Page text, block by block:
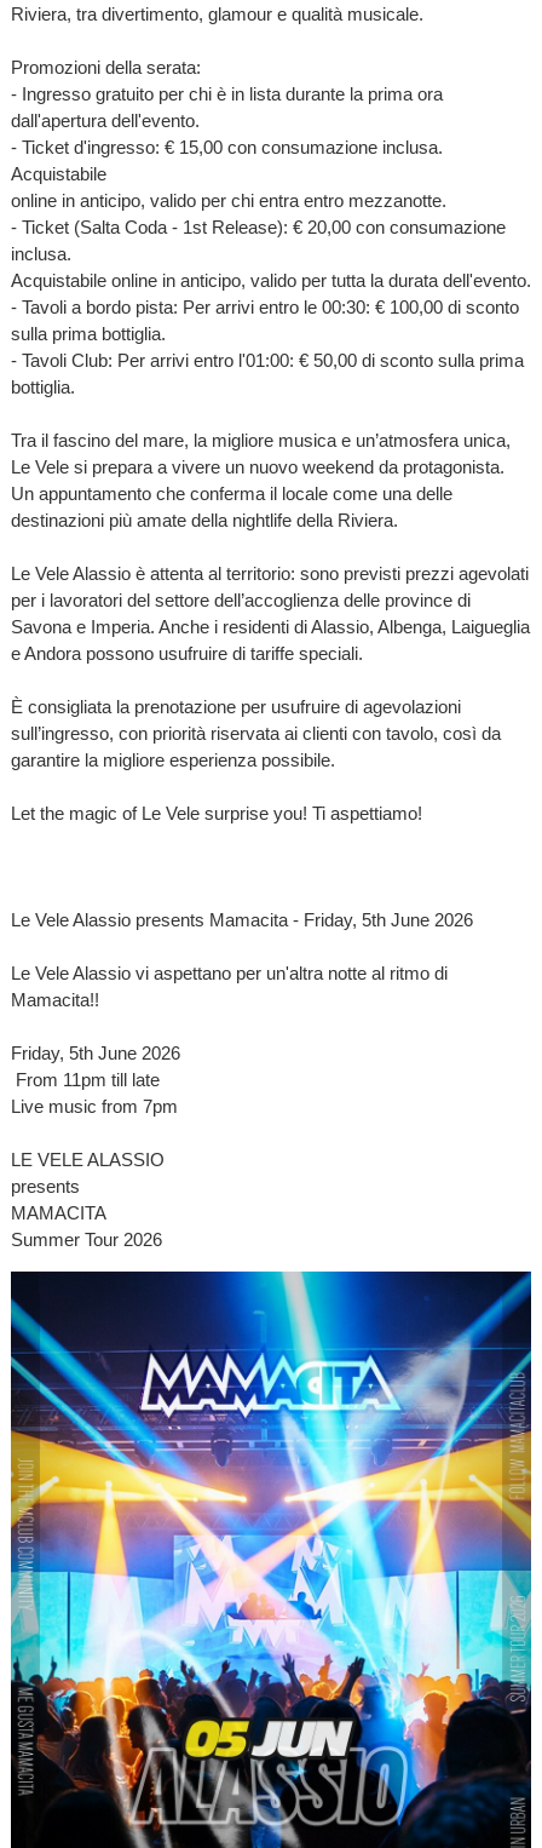
Riviera, tra divertimento, glamour e qualità musicale.
Promozioni della serata:
- Ingresso gratuito per chi è in lista durante la prima ora
dall'apertura dell'evento.
- Ticket d'ingresso: € 15,00 con consumazione inclusa.
Acquistabile
online in anticipo, valido per chi entra entro mezzanotte.
- Ticket (Salta Coda - 1st Release): € 20,00 con consumazione
inclusa.
Acquistabile online in anticipo, valido per tutta la durata dell'evento.
- Tavoli a bordo pista: Per arrivi entro le 00:30: € 100,00 di sconto
sulla prima bottiglia.
- Tavoli Club: Per arrivi entro l'01:00: € 50,00 di sconto sulla prima
bottiglia.
Tra il fascino del mare, la migliore musica e un’atmosfera unica,
Le Vele si prepara a vivere un nuovo weekend da protagonista.
Un appuntamento che conferma il locale come una delle
destinazioni più amate della nightlife della Riviera.
Le Vele Alassio è attenta al territorio: sono previsti prezzi agevolati
per i lavoratori del settore dell’accoglienza delle province di
Savona e Imperia. Anche i residenti di Alassio, Albenga, Laigueglia
e Andora possono usufruire di tariffe speciali.
È consigliata la prenotazione per usufruire di agevolazioni
sull’ingresso, con priorità riservata ai clienti con tavolo, così da
garantire la migliore esperienza possibile.
Let the magic of Le Vele surprise you! Ti aspettiamo!
Le Vele Alassio presents Mamacita - Friday, 5th June 2026
Le Vele Alassio vi aspettano per un'altra notte al ritmo di
Mamacita!!
Friday, 5th June 2026
From 11pm till late
Live music from 7pm
LE VELE ALASSIO
presents
MAMACITA
Summer Tour 2026